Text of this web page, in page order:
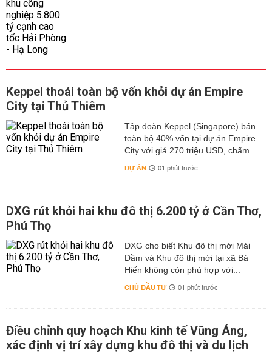
Keppel thoái toàn bộ vốn khỏi dự án Empire
City tại Thủ Thiêm
Tập đoàn Keppel (Singapore) bán
toàn bộ 40% vốn tại dự án Empire
City với giá 270 triệu USD, chấm...
DỰ ÁN 01 phút trước
DXG rút khỏi hai khu đô thị 6.200 tỷ ở Cần Thơ,
Phú Thọ
DXG cho biết Khu đô thị mới Mái
Dầm và Khu đô thị mới tại xã Bá
Hiến không còn phù hợp với...
CHỦ ĐẦU TƯ 01 phút trước
Điều chỉnh quy hoạch Khu kinh tế Vũng Áng,
xác định vị trí xây dựng khu đô thị và du lịch